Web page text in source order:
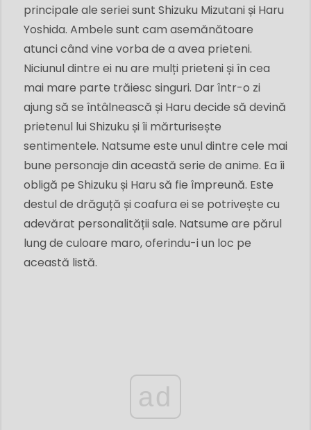
principale ale seriei sunt Shizuku Mizutani și Haru
Yoshida. Ambele sunt cam asemănătoare
atunci când vine vorba de a avea prieteni.
Niciunul dintre ei nu are mulți prieteni și în cea
mai mare parte trăiesc singuri. Dar într-o zi
ajung să se întâlnească și Haru decide să devină
prietenul lui Shizuku și îi mărturisește
sentimentele. Natsume este unul dintre cele mai
bune personaje din această serie de anime. Ea îi
obligă pe Shizuku și Haru să fie împreună. Este
destul de drăguță și coafura ei se potrivește cu
adevărat personalității sale. Natsume are părul
lung de culoare maro, oferindu-i un loc pe
această listă.
ad